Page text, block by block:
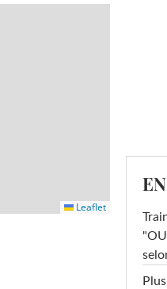
Leaflet